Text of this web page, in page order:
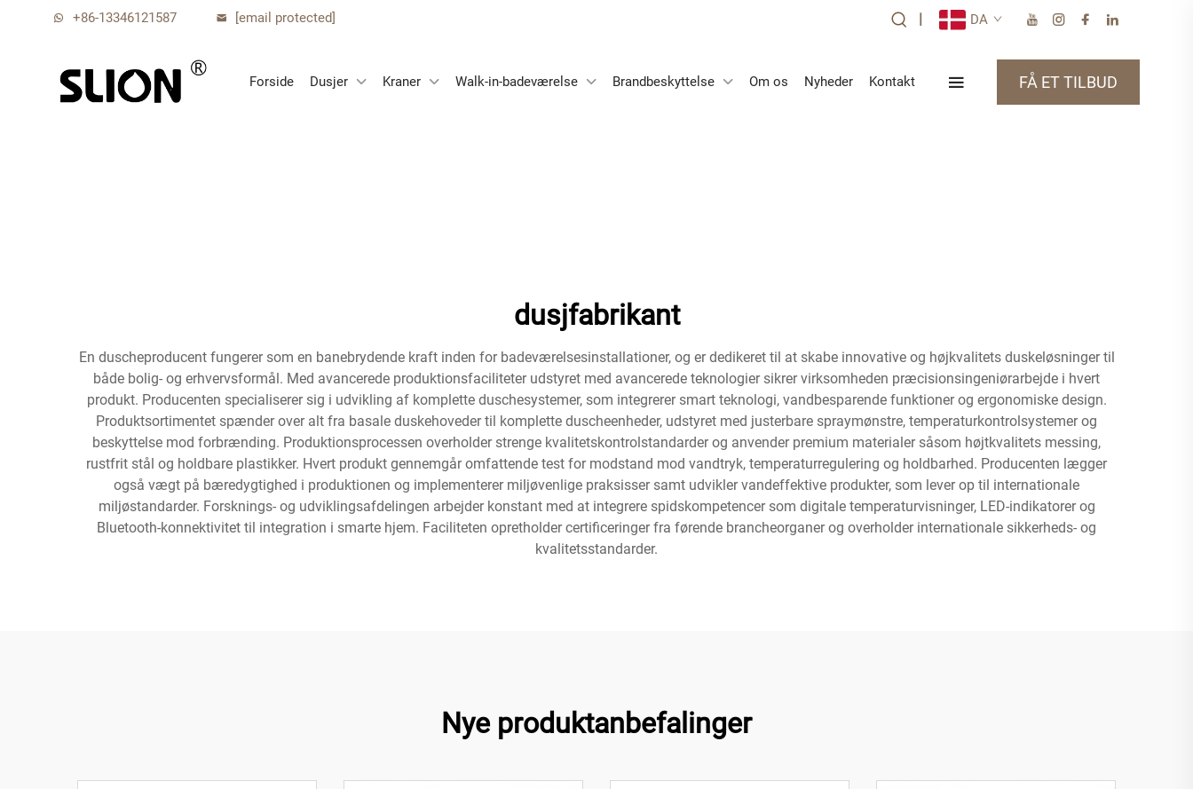
+86-13346121587 [email protected] | DA
Forside Dusjer Kraner Walk-in-badeværelse Brandbeskyttelse Om os Nyheder Kontakt FÅ ET TILBUD
dusjfabrikant
En duscheproducent fungerer som en banebrydende kraft inden for badeværelsesinstallationer, og er dedikeret til at skabe innovative og højkvalitets duskeløsninger til
både bolig- og erhvervsformål. Med avancerede produktionsfaciliteter udstyret med avancerede teknologier sikrer virksomheden præcisionsingeniørarbejde i hvert
produkt. Producenten specialiserer sig i udvikling af komplette duschesystemer, som integrerer smart teknologi, vandbesparende funktioner og ergonomiske design.
Produktsortimentet spænder over alt fra basale duskehoveder til komplette duscheenheder, udstyret med justerbare spraymønstre, temperaturkontrolsystemer og
beskyttelse mod forbrænding. Produktionsprocessen overholder strenge kvalitetskontrolstandarder og anvender premium materialer såsom højtkvalitets messing,
rustfrit stål og holdbare plastikker. Hvert produkt gennemgår omfattende test for modstand mod vandtryk, temperaturregulering og holdbarhed. Producenten lægger
også vægt på bæredygtighed i produktionen og implementerer miljøvenlige praksisser samt udvikler vandeffektive produkter, som lever op til internationale
miljøstandarder. Forsknings- og udviklingsafdelingen arbejder konstant med at integrere spidskompetencer som digitale temperaturvisninger, LED-indikatorer og
Bluetooth-konnektivitet til integration i smarte hjem. Faciliteten opretholder certificeringer fra førende brancheorganer og overholder internationale sikkerheds- og
kvalitetsstandarder.
Nye produktanbefalinger